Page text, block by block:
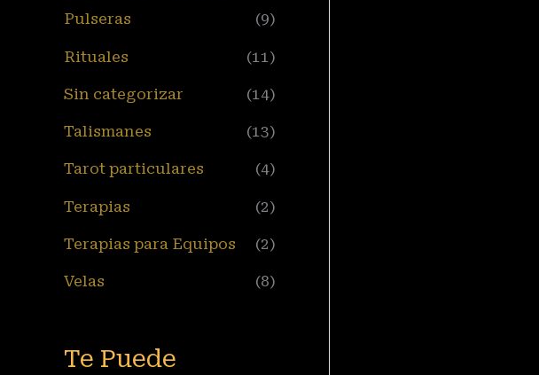
Pulseras (9)
Rituales (11)
Sin categorizar (14)
Talismanes (13)
Tarot particulares (4)
Terapias (2)
Terapias para Equipos (2)
Velas (8)
Te Puede